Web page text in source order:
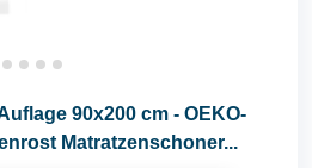
90x200 cm - OEKO-
Matratzenschoner...